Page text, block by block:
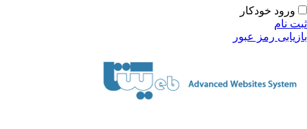
ورود خودکار
نام
رمز عبور